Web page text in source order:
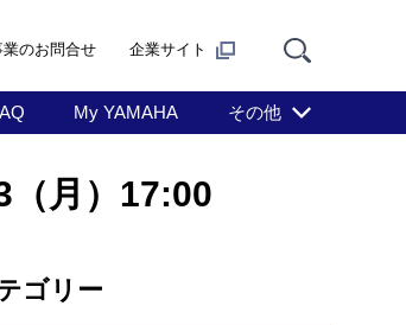
のお問合せ 企業サイト
My YAMAHA その他
（月）17:00
ゴリー